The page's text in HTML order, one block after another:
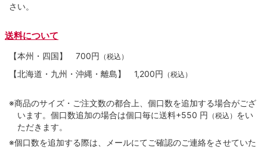
さい。
送料について
【本州・四国】 700円 （税込）
【北海道・九州・沖縄・離島】 1,200円 （税込）
※商品のサイズ・ご注文数の都合上、個口数を追加する場合がござ
います。個口数追加の場合は個口毎に送料+550 円 （税込） をい
ただきます。
※個口数を追加する際は、メールにてご確認のご連絡をさせていた